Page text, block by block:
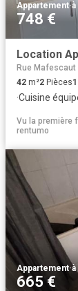
Appartement·
748 €
Rue Mafescaut
42 m²2 Pièces1
·Cuisine
Vu la première
rentumo
Appartement·
665 €